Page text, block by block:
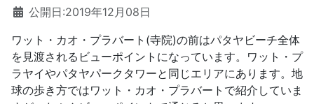
公開日:2019年12月08日
ワット・カオ・プラバート(寺院)の前はパタヤビーチ全体
を見渡されるビューポイントになっています。ワット・プ
ラヤイやパタヤパークタワーと同じエリアにあります。地
球の歩き方ではワット・カオ・プラバートで紹介していま